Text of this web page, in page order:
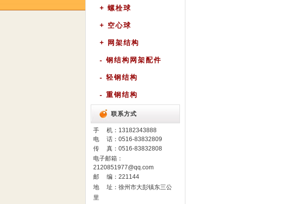
+ 螺栓球
+ 空心球
+ 网架结构
- 钢结构网架配件
- 轻钢结构
- 重钢结构
联系方式
手 机： 13182343888
电 话：0516-83832809
传 真：0516-83832808
电子邮箱：
2120851977@qq.com
邮 编：221144
地 址：徐州市大彭镇东三公
里